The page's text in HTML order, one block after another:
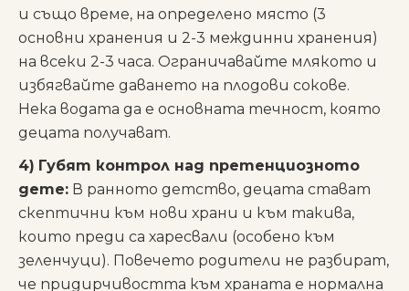
и също време, на определено място (3
основни хранения и 2-3 междинни хранения)
на всеки 2-3 часа. Ограничавайте млякото и
избягвайте даването на плодови сокове.
Нека водата да е основната течност, която
децата получават.
4) Губят контрол над претенциозното
дете: В ранното детство, децата стават
скептични към нови храни и към такива,
които преди са харесвали (особено към
зеленчуци). Повечето родители не разбират,
че придирчивостта към храната е нормална